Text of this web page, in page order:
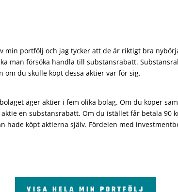
min portfölj och jag tycker att de är riktigt bra
man försöka handla till substansrabatt.
du skulle köpt dessa aktier var för sig.
äger aktier i fem olika bolag. Om du köper
en substansrabatt. Om du istället får betala 90
hade köpt aktierna själv. Fördelen med
VISA HELA MIN PORTFÖLJ